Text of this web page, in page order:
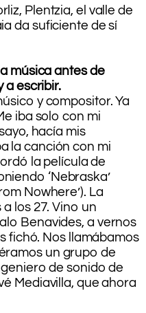
Plentzia, el valle de
da suficiente de sí
música antes de
a escribir.
y compositor. Ya
iba solo con mi
hacía mis
la canción con mi
la película de
‘Nebraska’
Nowhere’). La
los 27. Vino un
Benavides, a vernos
fichó. Nos llamábamos
un grupo de
de sonido de
Mediavilla, que ahora